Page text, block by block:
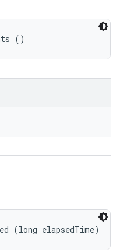
()
(long elapsedTime)